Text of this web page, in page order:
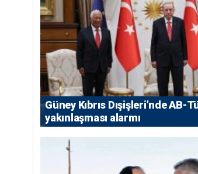
Güney Kıbrıs Dışişleri’nde AB-
yakınlaşması alarmı